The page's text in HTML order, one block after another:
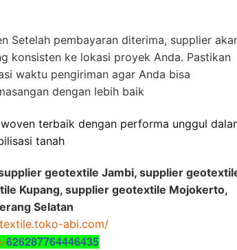
Setelah pembayaran diterima, supplier
konsisten ke lokasi proyek Anda. Pastikan
waktu pengiriman agar Anda bisa
dengan lebih baik
terbaik dengan performa unggul
tanah
geotextile Jambi, supplier
Kupang, supplier geotextile Mojokerto,
Selatan
abi.com/
626287764446435